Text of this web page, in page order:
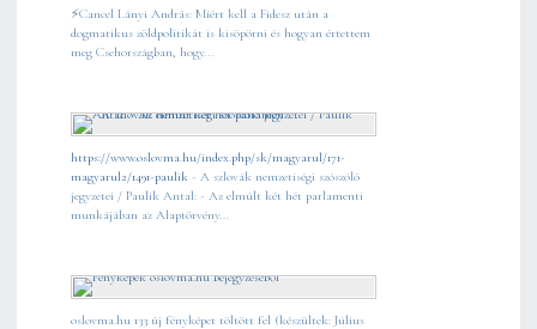
⚡️Cancel Lányi András: Miért kell a Fidesz után a
dogmatikus zöldpolitikát is kisöpörni és hogyan értettem
meg Csehországban, hogy...
https://www.oslovma.hu/index.php/sk/magyarul/171-
magyarul2/1491-paulik - A szlovák nemzetiségi szószóló
jegyzetei / Paulik Antal: - Az elmúlt két hét parlamenti
munkájában az Alaptörvény...
oslovma.hu 133 új fényképet töltött fel (készültek: Július